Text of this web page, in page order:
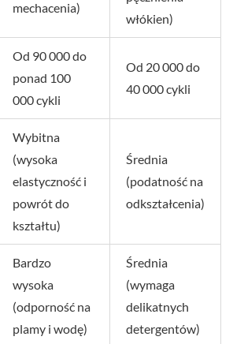
mechacenia)
włókien)
Od 90 000 do
ponad 100
000 cykli
Od 20 000 do
40 000 cykli
Wybitna
(wysoka
elastyczność i
powrót do
kształtu)
Średnia
(podatność na
odkształcenia)
Bardzo
wysoka
(odporność na
plamy i wodę)
Średnia
(wymaga
delikatnych
detergentów)